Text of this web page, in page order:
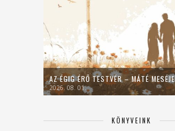
AZ ÉGIG ÉRŐ TESTVÉR – MÁTÉ MESÉJE
2026. 08. 01.
KÖNYVEINK